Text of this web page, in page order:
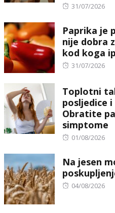
Posted
31/07/2026
Paprika je
nije dobra
kod koga
Posted
31/07/2026
Toplotni
posljedice
Obratite
simptome
Posted
01/08/2026
Na jesen
Posted
04/08/2026